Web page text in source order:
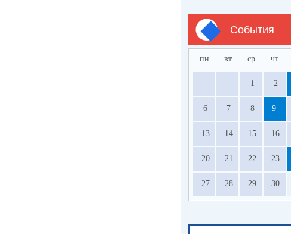
События
пн вт ср чт
1 2
6 7 8 9
13 14 15 16
20 21 22 23
27 28 29 30